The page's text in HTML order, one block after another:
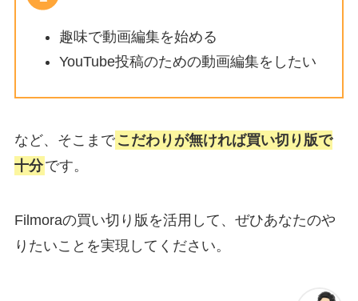
趣味で動画編集を始める
YouTube投稿のための動画編集をしたい
など、そこまで こだわりが無ければ買い切り版で
十分です。
Filmoraの買い切り版を活用して、ぜひあなたのや
りたいことを実現してください。